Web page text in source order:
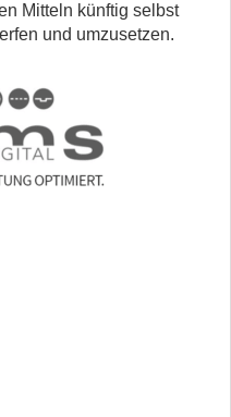
Mitteln künftig selbst
und umzusetzen.